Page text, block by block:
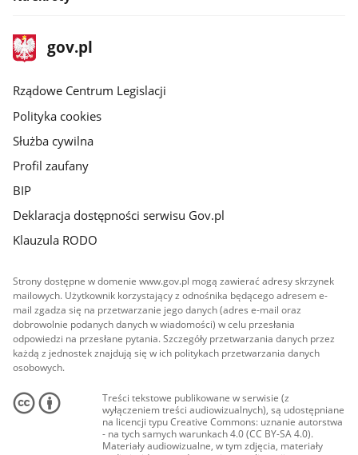
stopka
gov.plStrona
gov.pl
Rządowe Centrum Legislacji
Polityka cookies
Służba cywilna
Profil zaufany
BIP
Deklaracja dostępności serwisu Gov.pl
Klauzula RODO
Strony dostępne w domenie www.gov.pl mogą zawierać adresy skrzynek
mailowych. Użytkownik korzystający z odnośnika będącego adresem e-
mail zgadza się na przetwarzanie jego danych (adres e-mail oraz
dobrowolnie podanych danych w wiadomości) w celu przesłania
odpowiedzi na przesłane pytania. Szczegóły przetwarzania danych przez
każdą z jednostek znajdują się w ich politykach przetwarzania danych
osobowych.
Treści tekstowe publikowane w serwisie (z
wyłączeniem treści audiowizualnych), są udostępniane
na licencji typu Creative Commons: uznanie autorstwa
- na tych samych warunkach 4.0 (CC BY-SA 4.0).
Materiały audiowizualne, w tym zdjęcia, materiały